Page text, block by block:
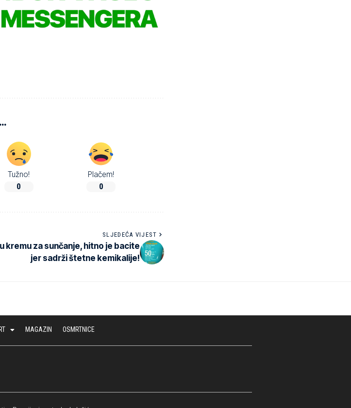
Tužno!
0
Plačem!
0
SLJEDEĆA VIJEST
kremu za sunčanje, hitno je bacite
jer sadrži štetne kemikalije!
MAGAZIN OSMRTNICE